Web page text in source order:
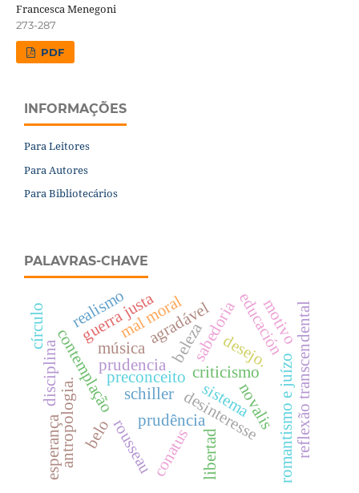
Francesca Menegoni
273-287
PDF
INFORMAÇÕES
Para Leitores
Para Autores
Para Bibliotecários
PALAVRAS-CHAVE
preconceito
beleza
novalis
criticismo romantismo e juízo
música
belo
agradável
contemplação desinteresse
prudência
sabedoria
rousseau
educación
disciplina
guerra justa
libertad
sistema
antropologia.
esperança
mal moral reflexão transcendental
desejo.
motivo
conatus
prudencia
círculo realismo
schiller